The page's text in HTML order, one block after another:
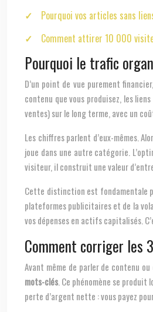
Pourquoi vos articles sans
Comment attirer 10 000
Pourquoi le trafic
D’un point de vue purement
contenu que vous produisez, les
ventes) sur le long terme, avec un
Les chiffres parlent d’eux-mêmes.
joue dans une autre catégorie.
visiteur, il construit une valeur
Cette distinction est fondamentale
plateformes publicitaires et de la
vos dépenses en actifs capitalisés.
Comment corriger les
Avant même de parler de contenu
mots-clés . Ce phénomène se
perte d’argent nette : vous payez